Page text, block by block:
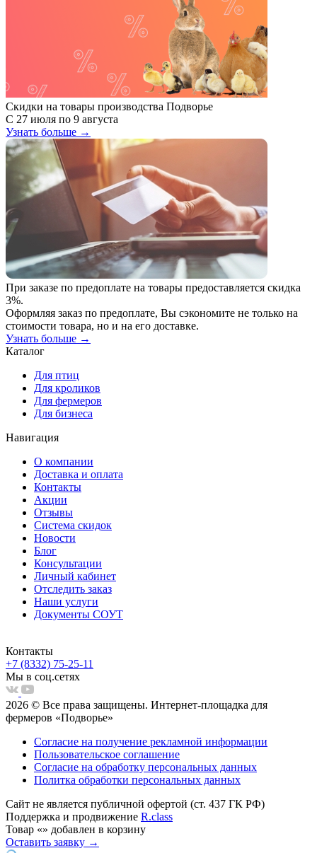
Скидки на товары производства Подворье
С 27 июля по 9 августа
Узнать больше →
При заказе по предоплате на товары предоставляется скидка
3%.
Оформляя заказ по предоплате, Вы сэкономите не только на
стоимости товара, но и на его доставке.
Узнать больше →
Каталог
Для птиц
Для кроликов
Для фермеров
Для бизнеса
Навигация
О компании
Доставка и оплата
Контакты
Акции
Отзывы
Система скидок
Новости
Блог
Консультации
Личный кабинет
Отследить заказ
Наши услуги
Документы СОУТ
Контакты
+7 (8332) 75-25-11
Мы в соц.сетях
2026 © Все права защищены. Интернет-площадка для
фермеров «Подворье»
Согласие на получение рекламной информации
Пользовательское соглашение
Согласие на обработку персональных данных
Политка обработки персональных данных
Сайт не является публичной офертой (ст. 437 ГК РФ)
Поддержка и продвижение R.class
Товар «» добавлен в корзину
Оставить заявку →